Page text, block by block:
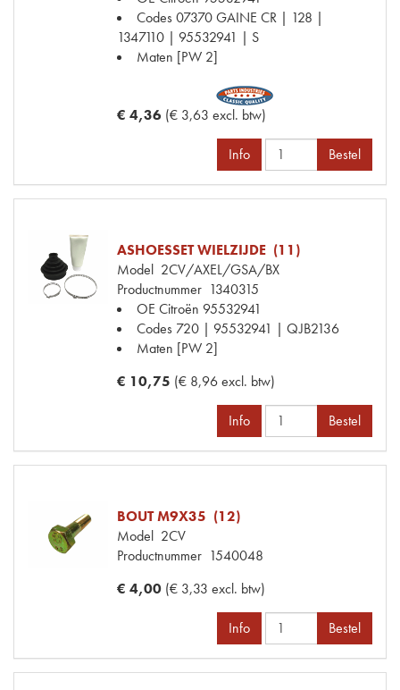
Codes07370 GAINE CR | 128 |
1347110 | 95532941 | S
Maten [PW 2]
€ 4,36 (€ 3,63 excl. btw)
Info Bestel
ASHOESSET WIELZIJDE (11)
Model 2CV/AXEL/GSA/BX
Productnummer 1340315
OE Citroën 95532941
Codes 720 | 95532941 | QJB2136
Maten [PW 2]
€ 10,75 (€ 8,96 excl. btw)
Info Bestel
BOUT M9X35 (12)
Model 2CV
Productnummer 1540048
€ 4,00 (€ 3,33 excl. btw)
Info Bestel